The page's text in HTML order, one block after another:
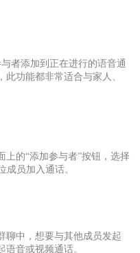
者添加到正在进行的语音通
功能都非常适合与家人、
的“添加参与者”按钮，选择
成员加入通话。
聊中，想要与其他成员发起
音或视频通话。